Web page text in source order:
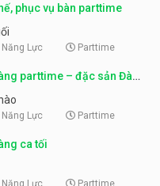
phục vụ bàn parttime
Lực Parttime
parttime – đặc sản Đà
Lực Parttime
ca tối
Lực Parttime